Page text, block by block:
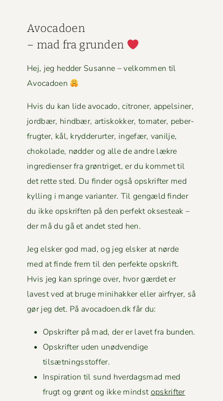
Avo­ca­doen
– mad fra grun­den
Hej, jeg hed­der Susanne – velkom­men til
Avocadoen
Hvis du kan lide avo­ca­do, cit­roner, appelsin­er,
jord­bær, hind­bær, artiskokker, tomater, peber­
frugter, kål, kry­d­derurter, inge­fær, vanil­je,
choko­lade, nød­der og alle de andre lækre
ingre­di­enser fra grøn­triget, er du kom­met til
det rette sted. Du find­er også opskrifter med
kylling i mange vari­anter. Til gengæld find­er
du ikke opskriften på den per­fekt okses­teak –
der må du gå et andet sted hen.
Jeg elsker god mad, og jeg elsker at nørde
med at finde frem til den per­fek­te opskrift.
Hvis jeg kan springe over, hvor gærdet er
lavest ved at bruge mini­hakker eller air­fry­er, så
gør jeg det. På avocadoen.dk får du:
Opskrifter på mad, der er lavet fra bunden.
Opskrifter uden unød­vendi­ge
tilsætningsstoffer.
Inspi­ra­tion til sund hverdags­mad med
frugt og grønt og ikke mindstopskrifter